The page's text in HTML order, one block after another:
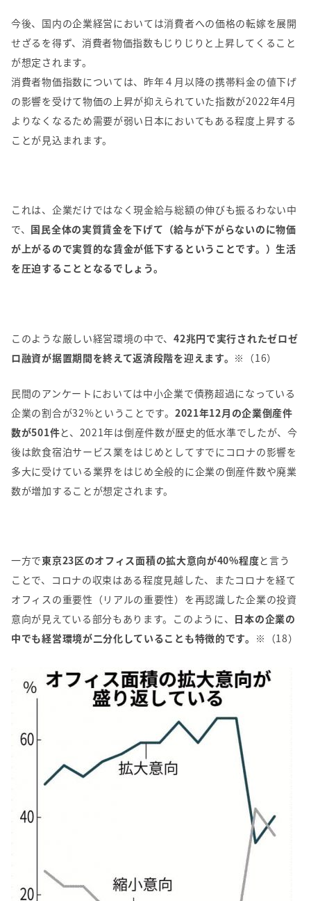
今後、国内の企業経営においては消費者への価格の転嫁を展開
せざるを得ず、消費者物価指数もじりじりと上昇してくること
が想定されます。
消費者物価指数については、昨年４月以降の携帯料金の値下げ
の影響を受けて物価の上昇が抑えられていた指数が2022年4月
よりなくなるため需要が弱い日本においてもある程度上昇する
ことが見込まれます。
これは、企業だけではなく現金給与総額の伸びも振るわない中
で、 国民全体の実質賃金を下げて（給与が下がらないのに物価
が上がるので実質的な賃金が低下するということです。）生活
を圧迫することとなるでしょう。
このような厳しい経営環境の中で、42兆円で実行されたゼロゼ
ロ融資が据置期間を終えて返済段階を迎えます。 ※（16）
民間のアンケートにおいては中小企業で債務超過になっている
企業の割合が32%ということです。 2021年12月の企業倒産件
数が501件と、2021年は倒産件数が歴史的低水準でしたが、今
後は飲食宿泊サービス業をはじめとしてすでにコロナの影響を
多大に受けている業界をはじめ全般的に企業の倒産件数や廃業
数が増加することが想定されます。
一方で東京23区のオフィス面積の拡大意向が40%程度と言う
ことで、コロナの収束はある程度見越した、またコロナを経て
オフィスの重要性（リアルの重要性）を再認識した企業の投資
意向が見えている部分もあります。このように、 日本の企業の
中でも経営環境が二分化していることも特徴的です。 ※（18）